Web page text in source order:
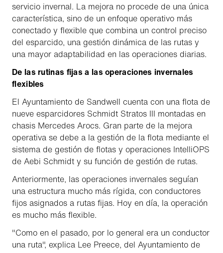
servicio invernal. La mejora no procede de una única
característica, sino de un enfoque operativo más
conectado y flexible que combina un control preciso
del esparcido, una gestión dinámica de las rutas y
una mayor adaptabilidad en las operaciones diarias.
De las rutinas fijas a las operaciones invernales
flexibles
El Ayuntamiento de Sandwell cuenta con una flota de
nueve esparcidores Schmidt Stratos III montadas en
chasis Mercedes Arocs. Gran parte de la mejora
operativa se debe a la gestión de la flota mediante el
sistema de gestión de flotas y operaciones IntelliOPS
de Aebi Schmidt y su función de gestión de rutas.
Anteriormente, las operaciones invernales seguían
una estructura mucho más rígida, con conductores
fijos asignados a rutas fijas. Hoy en día, la operación
es mucho más flexible.
"Como en el pasado, por lo general era un conductor
una ruta", explica Lee Preece, del Ayuntamiento de